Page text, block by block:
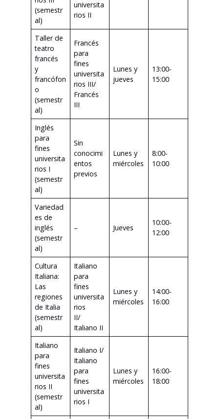
(semestr
al)
universita
rios II
Taller de
teatro
francés
y
francófon
o
(semestr
al)
Francés
para
fines
universita
rios III/
Francés
III
Lunes y
jueves
13:00-
15:00
Inglés
para
fines
universita
rios I
(semestr
al)
Sin
conocimi
entos
previos
Lunes y
miércoles
8:00-
10:00
Variedad
es de
inglés
(semestr
al)
– Jueves
10:00-
12:00
Cultura
Italiana:
Las
regiones
de Italia
(semestr
al)
Italiano
para
fines
universita
rios
II/
Italiano II
Lunes y
miércoles
14:00-
16:00
Italiano
para
fines
universita
rios II
(semestr
al)
Italiano I/
Italiano
para
fines
universita
rios I
Lunes y
miércoles
16:00-
18:00